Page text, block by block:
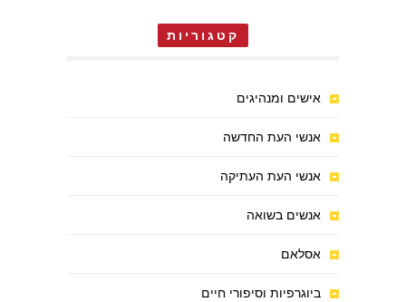
קטגוריות
אישים ומנהיגים
אנשי העת החדשה
אנשי העת העתיקה
אנשים בשואה
אסלאם
ביוגרפיות וסיפורי חיים